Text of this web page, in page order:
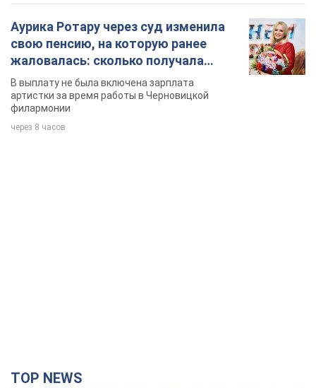
Аурика Ротару через суд изменила
свою пенсию, на которую ранее
жаловалась: сколько получала
певица
В выплату не была включена зарплата
артистки за время работы в Черновицкой
филармонии
через 8 часов
TOP NEWS